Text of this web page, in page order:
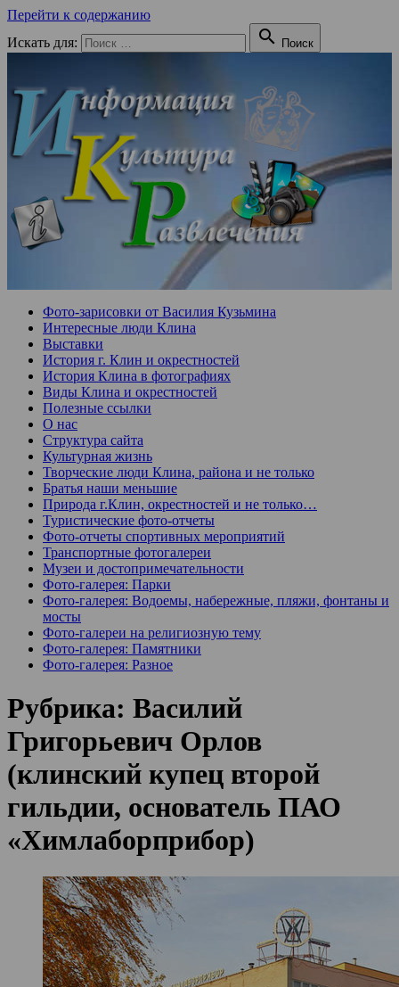
Перейти к содержанию
Искать для:
 Поиск
Фото-зарисовки от Василия Кузьмина
Интересные люди Клина
Выставки
История г. Клин и окрестностей
История Клина в фотографиях
Виды Клина и окрестностей
Полезные ссылки
О нас
Структура сайта
Культурная жизнь
Творческие люди Клина, района и не только
Братья наши меньшие
Природа г.Клин, окрестностей и не только…
Туристические фото-отчеты
Фото-отчеты спортивных мероприятий
Транспортные фотогалереи
Музеи и достопримечательности
Фото-галерея: Парки
Фото-галерея: Водоемы, набережные, пляжи, фонтаны и
мосты
Фото-галереи на религиозную тему
Фото-галерея: Памятники
Фото-галерея: Разное
Рубрика: Василий
Григорьевич Орлов
(клинский купец второй
гильдии, основатель ПАО
«Химлаборприбор)